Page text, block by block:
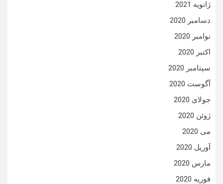
ژانویه 2021
دسامبر 2020
نوامبر 2020
اکتبر 2020
سپتامبر 2020
آگوست 2020
جولای 2020
ژوئن 2020
می 2020
آوریل 2020
مارس 2020
فوریه 2020